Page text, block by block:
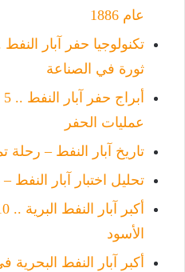
عام 1886
ثورة في الصناعة
عمليات الحفر
تاريخ آبار النفط – رحلة تمتد
تحليل اختبار آبار النفط – 4 أساليب لتحسين الإنتاج
الأسود